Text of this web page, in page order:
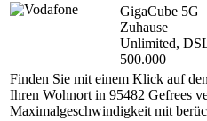
GigaCube 5G
Zuhause
Unlimited,
500.000
Finden Sie mit einem Klick auf
Ihren Wohnort in 95482 Gefrees
Maximalgeschwindigkeit mit